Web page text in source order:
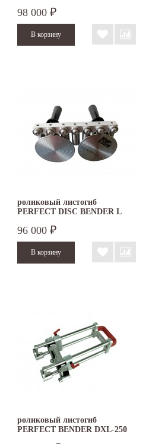
98 000 ₽
роликовый листогиб
PERFECT DISC BENDER L
96 000 ₽
роликовый листогиб
PERFECT BENDER DXL-250